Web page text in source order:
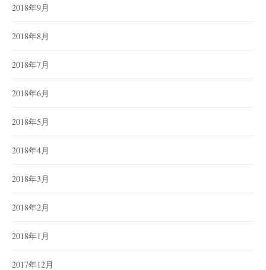
2018年9月
2018年8月
2018年7月
2018年6月
2018年5月
2018年4月
2018年3月
2018年2月
2018年1月
2017年12月